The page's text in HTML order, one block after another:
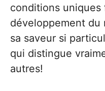
conditions uniques
développement du
sa saveur si
qui distingue
autres!